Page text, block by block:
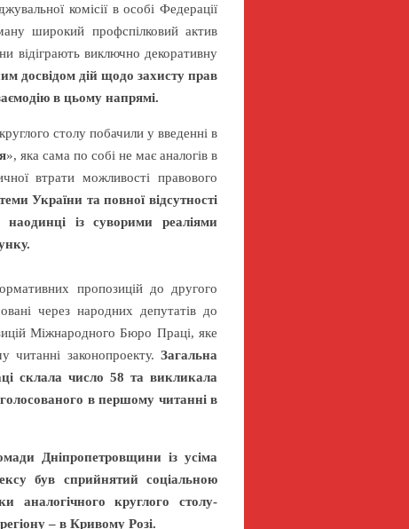
комісії в особі Федерації
широкий профспілковий актив
відіграють виключно декоративну
досвідом дій щодо захисту прав
в цьому напрямі.
столу побачили у введенні в
», яка сама по собі не має аналогів в
втрати можливості правового
України та повної відсутності
наодинці із суворими реаліями
пропозицій до другого
через народних депутатів до
Міжнародного Бюро Праці, яке
законопроекту. Загальна
склала число 58 та викликала
в першому читанні в
Дніпропетровщини із усіма
був сприйнятий соціальною
аналогічного круглого столу-
– в Кривому Розі.